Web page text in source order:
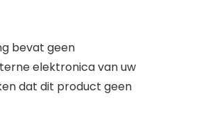
bevat geen
elektronica van uw
dat dit product geen